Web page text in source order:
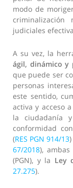
modo de
criminalización
judiciales
A su vez, la
ágil, dinámico y
que puede ser
personas
este sentido,
activa y acceso
la ciudadanía
conformidad
(RES PGN 914/13
67/2018),
(PGN), y la Ley
27.275).